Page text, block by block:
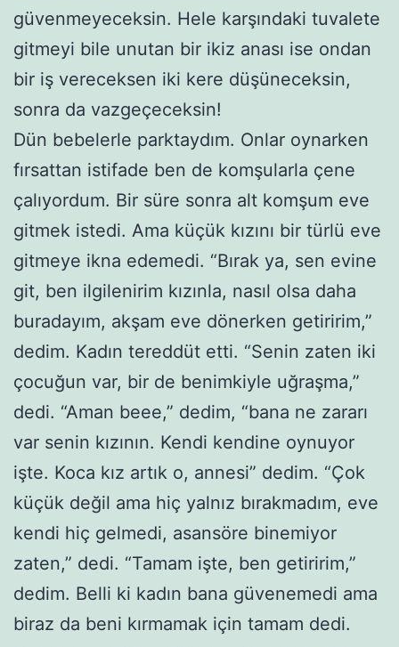
güvenmeyeceksin. Hele karşındaki tuvalete
gitmeyi bile unutan bir ikiz anası ise ondan
bir iş vereceksen iki kere düşüneceksin,
sonra da vazgeçeceksin!
Dün bebelerle parktaydım. Onlar oynarken
fırsattan istifade ben de komşularla çene
çalıyordum. Bir süre sonra alt komşum eve
gitmek istedi. Ama küçük kızını bir türlü eve
gitmeye ikna edemedi. “Bırak ya, sen evine
git, ben ilgilenirim kızınla, nasıl olsa daha
buradayım, akşam eve dönerken getiririm,”
dedim. Kadın tereddüt etti. “Senin zaten iki
çocuğun var, bir de benimkiyle uğraşma,”
dedi. “Aman beee,” dedim, “bana ne zararı
var senin kızının. Kendi kendine oynuyor
işte. Koca kız artık o, annesi” dedim. “Çok
küçük değil ama hiç yalnız bırakmadım, eve
kendi hiç gelmedi, asansöre binemiyor
zaten,” dedi. “Tamam işte, ben getiririm,”
dedim. Belli ki kadın bana güvenemedi ama
biraz da beni kırmamak için tamam dedi.